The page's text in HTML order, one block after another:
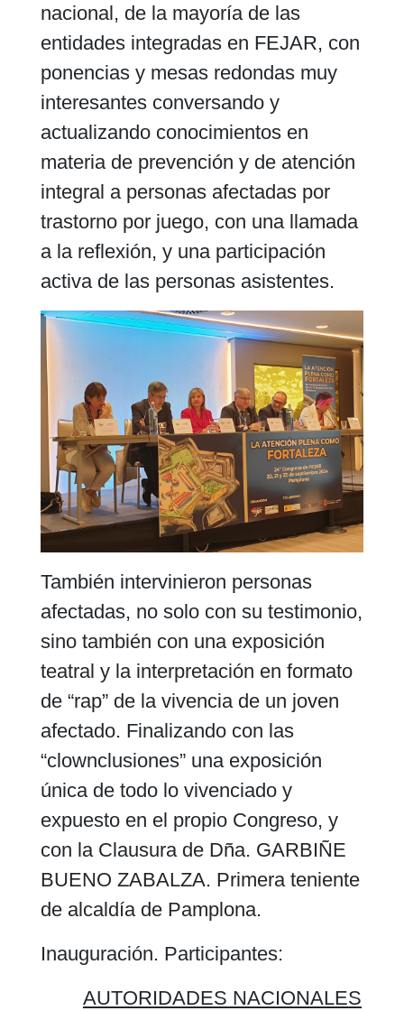
nacional, de la mayoría de las
entidades integradas en FEJAR, con
ponencias y mesas redondas muy
interesantes conversando y
actualizando conocimientos en
materia de prevención y de atención
integral a personas afectadas por
trastorno por juego, con una llamada
a la reflexión, y una participación
activa de las personas asistentes.
También intervinieron personas
afectadas, no solo con su testimonio,
sino también con una exposición
teatral y la interpretación en formato
de “rap” de la vivencia de un joven
afectado. Finalizando con las
“clownclusiones” una exposición
única de todo lo vivenciado y
expuesto en el propio Congreso, y
con la Clausura de Dña. GARBIÑE
BUENO ZABALZA. Primera teniente
de alcaldía de Pamplona.
Inauguración. Participantes:
AUTORIDADES NACIONALES